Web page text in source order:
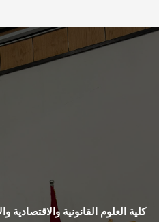
كلية العلوم القانونية والاقتصادية